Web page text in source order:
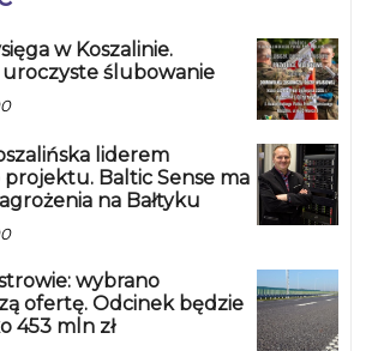
w Koszalinie.
uroczyste ślubowanie
liderem
Baltic Sense ma
na Bałtyku
wybrano
ofertę. Odcinek będzie
453 mln zł